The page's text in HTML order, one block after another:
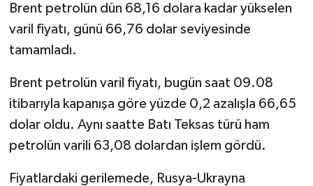
Brent petrolün dün 68,16 dolara kadar yükselen
varil fiyatı, günü 66,76 dolar seviyesinde
tamamladı.
Brent petrolün varil fiyatı, bugün saat 09.08
itibarıyla kapanışa göre yüzde 0,2 azalışla 66,65
dolar oldu. Aynı saatte Batı Teksas türü ham
petrolün varili 63,08 dolardan işlem gördü.
Fiyatlardaki gerilemede, Rusya-Ukrayna
Sağlık
Seri İlan
Siyaset
Sokak Hayvanlarını Sahiplendirme